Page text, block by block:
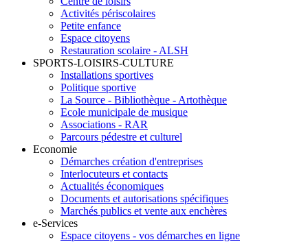
Activités périscolaires
Petite enfance
Espace citoyens
Restauration scolaire - ALSH
SPORTS-LOISIRS-CULTURE
Installations sportives
Politique sportive
La Source - Bibliothèque - Artothèque
Ecole municipale de musique
Associations - RAR
Parcours pédestre et culturel
Economie
Démarches création d'entreprises
Interlocuteurs et contacts
Actualités économiques
Documents et autorisations spécifiques
Marchés publics et vente aux enchères
e-Services
Espace citoyens - vos démarches en ligne